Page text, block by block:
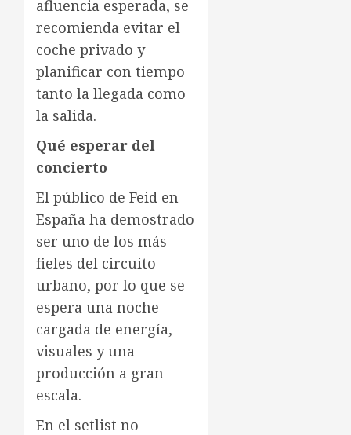
afluencia esperada, se
recomienda evitar el
coche privado y
planificar con tiempo
tanto la llegada como
la salida.
Qué esperar del
concierto
El público de Feid en
España ha demostrado
ser uno de los más
fieles del circuito
urbano, por lo que se
espera una noche
cargada de energía,
visuales y una
producción a gran
escala.
En el setlist no